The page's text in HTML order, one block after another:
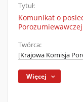
Tytuł:
Komunikat o
Twórca:
[Krajowa Komisja
Więcej